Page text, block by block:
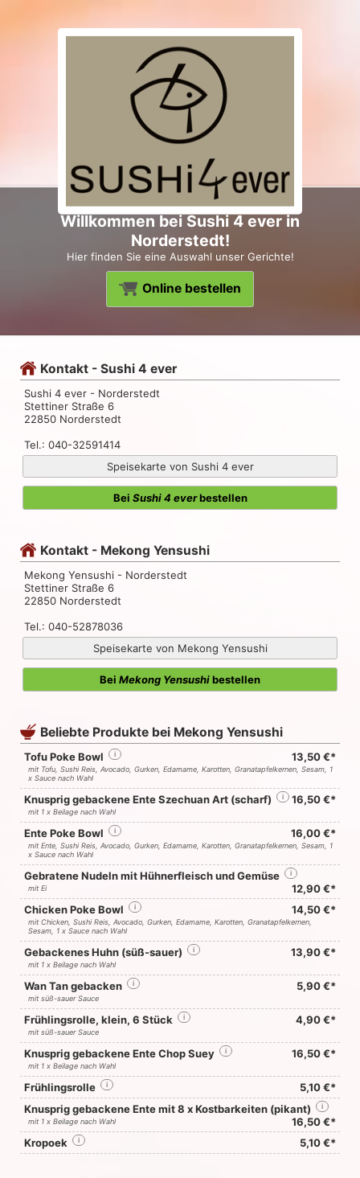
Willkommen bei Sushi 4 ever in
Norderstedt!
Hier finden Sie eine Auswahl unser Gerichte!
Online bestellen
Kontakt - Sushi 4 ever
Sushi 4 ever - Norderstedt
Stettiner Straße 6
22850 Norderstedt
Tel.: 040-32591414
Speisekarte von Sushi 4 ever
Bei Sushi 4 everbestellen
Kontakt - Mekong Yensushi
Mekong Yensushi - Norderstedt
Stettiner Straße 6
22850 Norderstedt
Tel.: 040-52878036
Speisekarte von Mekong Yensushi
Bei Mekong Yensushibestellen
Beliebte Produkte bei Mekong Yensushi
Tofu Poke Bowl i 13,50 €*
mit Tofu, Sushi Reis, Avocado, Gurken, Edamame, Karotten, Granatapfelkernen, Sesam, 1
x Sauce nach Wahl
Knusprig gebackene Ente Szechuan Art (scharf) i 16,50 €*
mit 1 x Beilage nach Wahl
Ente Poke Bowl i 16,00 €*
mit Ente, Sushi Reis, Avocado, Gurken, Edamame, Karotten, Granatapfelkernen, Sesam, 1
x Sauce nach Wahl
Gebratene Nudeln mit Hühnerfleisch und Gemüse i
12,90 €*
mit Ei
Chicken Poke Bowl i 14,50 €*
mit Chicken, Sushi Reis, Avocado, Gurken, Edamame, Karotten, Granatapfelkernen,
Sesam, 1 x Sauce nach Wahl
Gebackenes Huhn (süß-sauer) i 13,90 €*
mit 1 x Beilage nach Wahl
Wan Tan gebacken i 5,90 €*
mit süß-sauer Sauce
Frühlingsrolle, klein, 6 Stück i 4,90 €*
mit süß-sauer Sauce
Knusprig gebackene Ente Chop Suey i 16,50 €*
mit 1 x Beilage nach Wahl
Frühlingsrolle i
5,10 €*
Knusprig gebackene Ente mit 8 x Kostbarkeiten (pikant)
i
16,50 €*
mit 1 x Beilage nach Wahl
Kropoek i 5,10 €*